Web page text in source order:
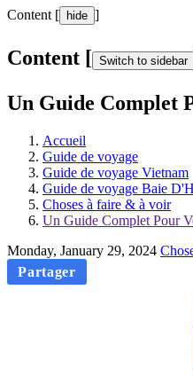
Content [ hide ]
Content [ Switch to sidebar
Un Guide Complet
Accueil
Guide de voyage
Guide de voyage Vietnam
Guide de voyage Baie
Choses à faire & à voir
Un Guide Complet Pour
Monday, January 29, 2024
Partager